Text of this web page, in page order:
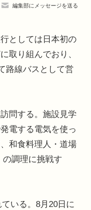
編集部にメッセージを送る
としては日本初の
取り組んでおり、
路線バスとして営
問する。施設見学
電する電気を使っ
和食料理人・道場
調理に挑戦す
いる。8月20日に